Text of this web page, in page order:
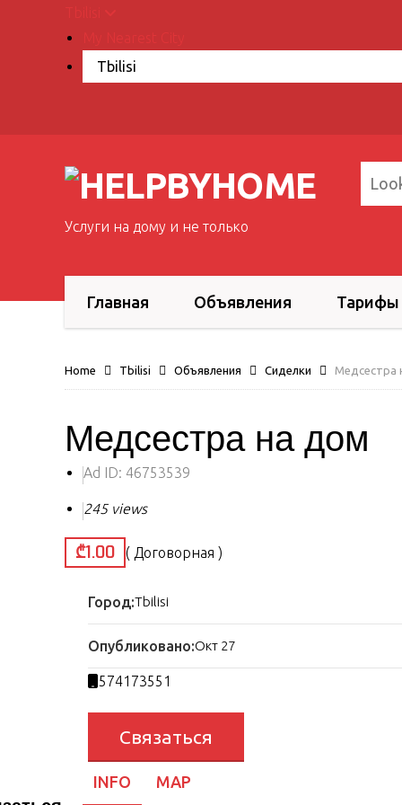
Услуги на дому и не только
Главная Объявления Тарифы
Home Tbilisi Объявления Сиделки Медсестра
Медсестра на дом
Ad ID: 46753539
245 views
₾1.00 ( Договорная )
Город:Tbilisi
Опубликовано:Окт 27
574173551
Связаться
INFO MAP